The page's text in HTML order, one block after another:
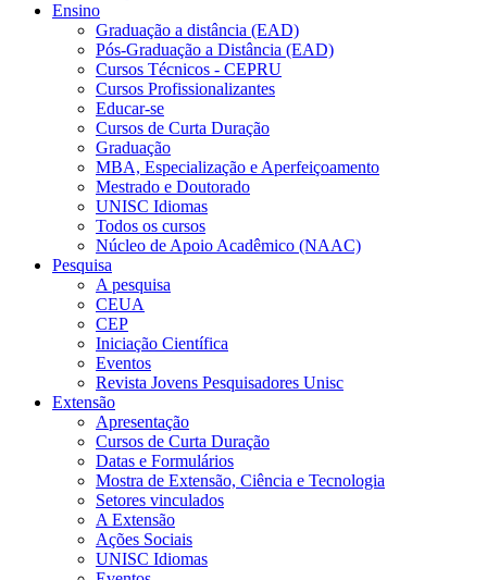
Ensino
Graduação a distância (EAD)
Pós-Graduação a Distância (EAD)
Cursos Técnicos - CEPRU
Cursos Profissionalizantes
Educar-se
Cursos de Curta Duração
Graduação
MBA, Especialização e Aperfeiçoamento
Mestrado e Doutorado
UNISC Idiomas
Todos os cursos
Núcleo de Apoio Acadêmico (NAAC)
Pesquisa
A pesquisa
CEUA
CEP
Iniciação Científica
Eventos
Revista Jovens Pesquisadores Unisc
Extensão
Apresentação
Cursos de Curta Duração
Datas e Formulários
Mostra de Extensão, Ciência e Tecnologia
Setores vinculados
A Extensão
Ações Sociais
UNISC Idiomas